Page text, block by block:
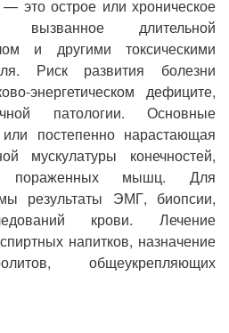
это острое или хроническое
длительной
и другими токсическими
Риск развития болезни
энергетическом дефиците,
патологии. Основные
постепенно нарастающая
мускулатуры конечностей,
пораженных мышц. Для
результаты ЭМГ, биопсии,
крови. Лечение
напитков, назначение
общеукрепляющих